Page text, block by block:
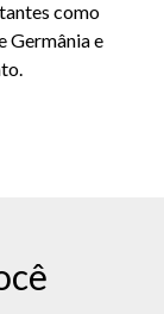
como
Germânia e